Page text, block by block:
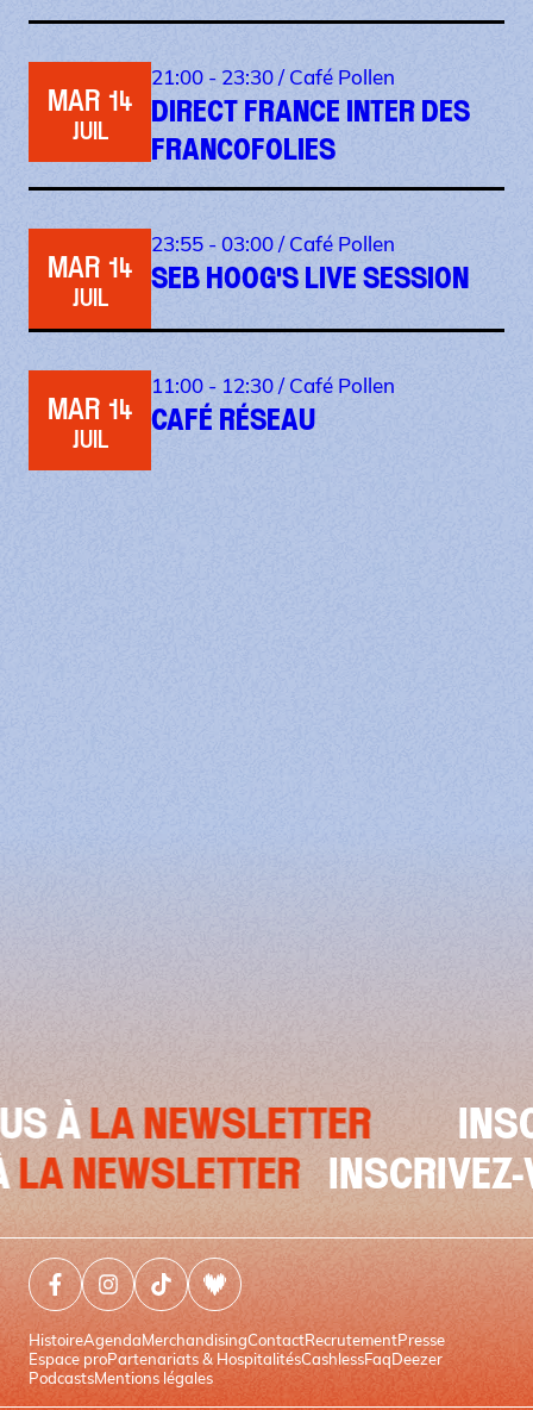
MAR 14
JUIL
21:00 - 23:30 /Café Pollen
DIRECT FRANCE INTER DES
FRANCOFOLIES
MAR 14
JUIL
23:55 - 03:00 /Café Pollen
SEB HOOG'S LIVE SESSION
MAR 14
JUIL
11:00 - 12:30 /Café Pollen
CAFÉ RÉSEAU
LA NEWSLETTER
ÀLA NEWSLETTER
HistoireAgendaMerchandisingContactRecrutementPresse
Espace proPartenariats & HospitalitésCashlessFaqDeezer
PodcastsMentions légales
Facebook (nouvelle fenêtre)
Instagram (nouvelle fenêtre)
Tiktok (nouvelle fenêtre)
Deezer (nouvelle fenêtre)